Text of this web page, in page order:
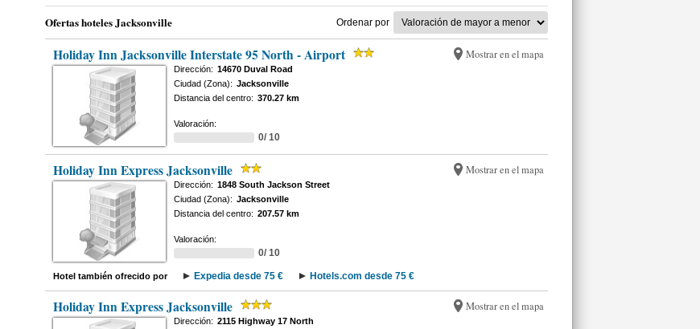
Ofertas hoteles Jacksonville Ordenar por
Holiday Inn Jacksonville Interstate 95 North - Airport Mostrar en el mapa
Dirección: 14670 Duval Road
Ciudad (Zona): Jacksonville
Distancia del centro: 370.27 km
Valoración:
0/ 10
Holiday Inn Express Jacksonville Mostrar en el mapa
Dirección: 1848 South Jackson Street
Ciudad (Zona): Jacksonville
Distancia del centro: 207.57 km
Valoración:
0/ 10
Hotel también ofrecido por Expedia desde 75 € Hotels.com desde 75 €
Holiday Inn Express Jacksonville Mostrar en el mapa
Dirección: 2115 Highway 17 North